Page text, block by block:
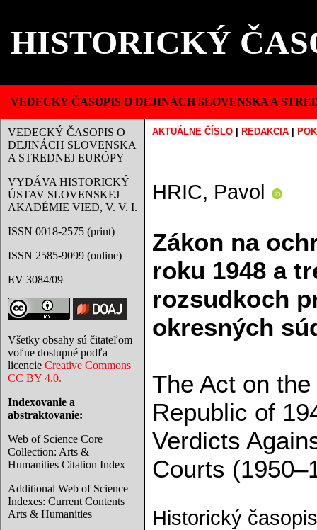
HISTORICKÝ
VEDECKÝ ČASOPIS O DEJINÁCH SLOVENSKA A
VEDECKÝ ČASOPIS O
DEJINÁCH SLOVENSKA
A STREDNEJ EURÓPY
VYDÁVA HISTORICKÝ
ÚSTAV SLOVENSKEJ
AKADÉMIE VIED, V. V. I.
ISSN 0018-2575 (print)
ISSN 2585-9099 (online)
EV 3084/09
Všetky obsahy sú čitateľom
voľne dostupné podľa
licencie Creative Commons
CC BY 4.0.
Indexovanie a
abstraktovanie:
Web of Science Core
Collection: Arts &
Humanities Citation Index
Additional Web of Science
Indexes: Current Contents
Arts & Humanities
AKTUÁLNE ČÍSLO REDAKCIA
HRIC, Pavol
Zákon na
roku 1948 a
rozsudkoch
okresných
The Act on
Republic of
Verdicts
Courts
Historický